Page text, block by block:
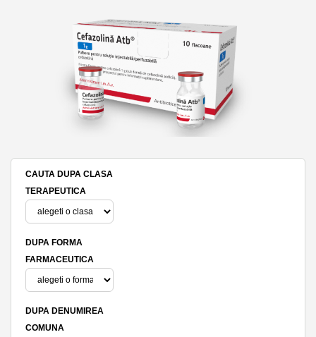
CAUTA DUPA CLASA
TERAPEUTICA
DUPA FORMA
FARMACEUTICA
DUPA DENUMIREA
COMUNA